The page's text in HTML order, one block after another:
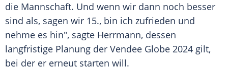
die Mannschaft. Und wenn wir dann noch besser
sind als, sagen wir 15., bin ich zufrieden und
nehme es hin", sagte Herrmann, dessen
langfristige Planung der Vendee Globe 2024 gilt,
bei der er erneut starten will.